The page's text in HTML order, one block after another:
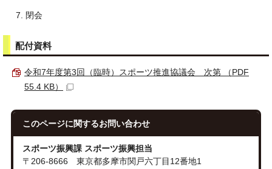
閉会
配付資料
令和7年度第3回（臨時）スポーツ推進協議会 次第 （PDF
55.4 KB）
このページに関するお問い合わせ
スポーツ振興課 スポーツ振興担当
〒206-8666 東京都多摩市関戸六丁目12番地1